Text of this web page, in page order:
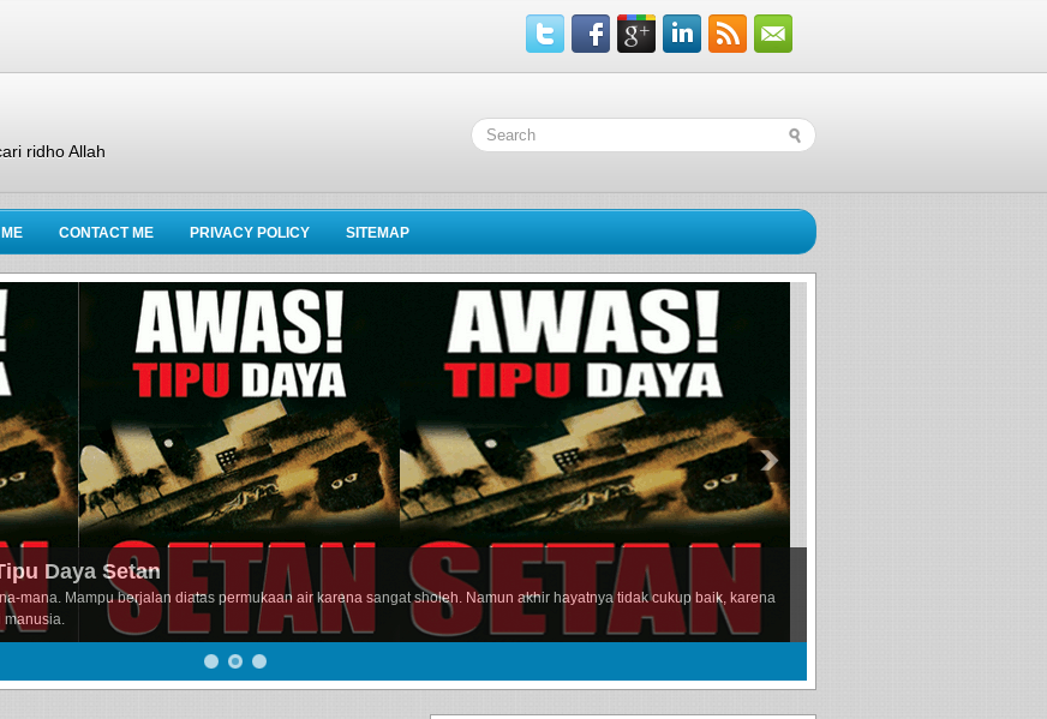
ridho Allah
CONTACT ME PRIVACY POLICY SITEMAP
Daya Setan
mana. Mampu berjalan diatas permukaan air karena sangat sholeh. Namun akhir hayatnya tidak cukup baik, karena
manusia.